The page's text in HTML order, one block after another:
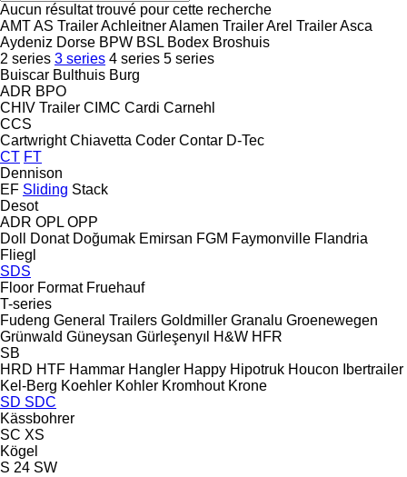
Aucun résultat trouvé pour cette recherche
AMTAS TrailerAchleitnerAlamen TrailerArel TrailerAsca
Aydeniz Dorse BPW BSL Bodex Broshuis
2 series 3 series 4 series 5 series
Buiscar Bulthuis Burg
ADR BPO
CHIV Trailer CIMC Cardi Carnehl
CCS
Cartwright Chiavetta Coder Contar D-Tec
CT FT
Dennison
EF Sliding Stack
Desot
ADR OPL OPP
Doll
Donat Doğumak Emirsan FGM Faymonville Flandria
Fliegl
SDS
Floor Format Fruehauf
T-series
Fudeng General Trailers Goldmiller Granalu Groenewegen
Grünwald Güneysan Gürleşenyıl H&W HFR
SB
HRD HTF Hammar Hangler Happy Hipotruk Houcon
Ibertrailer
Kel-Berg Koehler Kohler Kromhout Krone
SD SDC
Kässbohrer
SC XS
Kögel
S 24 SW